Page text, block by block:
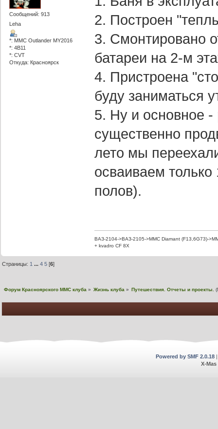
Сообщений: 913
Leha
*: MMC Outlander MY2016
*: 4B11
*: CVT
Откуда: Красноярск
2. Построен
3. Смонтировано
батареи на 2-м
4. Пристроена
буду заниматься
5. Ну и основное
существенно
лето мы
осваиваем
полов).
ВАЗ-2104->ВАЗ-2105->MMC Diamant (F13,6G73)-
+ kvadro CF 8X
Страницы: 1 ...4 5 [6]
Форум Красноярского MMC клуба » Жизнь клуба » Путешествия. Отчеты и проекты.
Powered by SMF 2.0.18
X-Mas